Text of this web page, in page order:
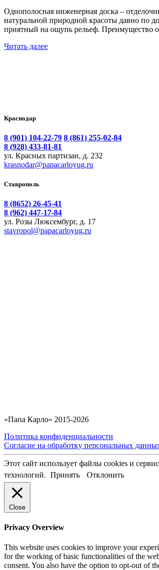
Однополосная инженерная доска –
натуральной природной красоты давно по
приятный на ощупь рельеф. Преимущество
Читать далее
Краснодар
8 (901) 104-22-79 8 (861) 255-02-84
8 (928) 433-81-81
ул. Красных партизан, д. 232
krasnodar@papacarloyug.ru
Ставрополь
8 (8652) 26-45-41
8 (962) 447-17-84
ул. Розы Люксембург, д. 17
stavropol@papacarloyug.ru
«Папа Карло» 2015-2026
Политика конфиденциальности
Согласие на обработку персональных
Этот сайт использует файлы cookies и
технологий. Принять Отклонить
Close
Privacy Overview
This website uses cookies to improve your
for the working of basic functionalities of the
consent. You also have the option to opt-out of